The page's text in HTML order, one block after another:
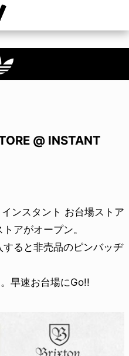
@ INSTANT
ンスタント お台場ストア
アがオープン。
ると非売品のピンバッヂ
早速お台場にGo!!